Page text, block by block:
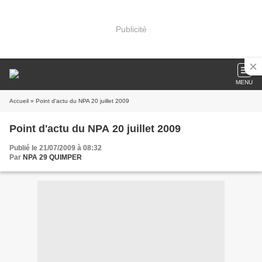
Publicité
MENU
Accueil » Point d'actu du NPA 20 juillet 2009
Point d'actu du NPA 20 juillet 2009
Publié le 21/07/2009 à 08:32
Par NPA 29 QUIMPER